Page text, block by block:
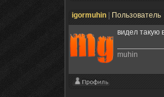
igormuhin Пользователь
видел такую
muhin